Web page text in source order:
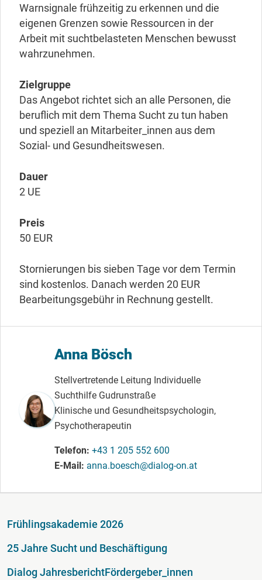
Warnsignale frühzeitig zu erkennen und die
eigenen Grenzen sowie Ressourcen in der
Arbeit mit suchtbelasteten Menschen bewusst
wahrzunehmen.
Zielgruppe
Das Angebot richtet sich an alle Personen, die
beruflich mit dem Thema Sucht zu tun haben
und speziell an Mitarbeiter_innen aus dem
Sozial- und Gesundheitswesen.
Dauer
2 UE
Preis
50 EUR
Stornierungen bis sieben Tage vor dem Termin
sind kostenlos. Danach werden 20 EUR
Bearbeitungsgebühr in Rechnung gestellt.
Anna Bösch
Stellvertretende Leitung Individuelle
Suchthilfe Gudrunstraße
Klinische und Gesundheitspsychologin,
Psychotherapeutin
Telefon +43 1 205 552 600
E-Mail anna.boesch@dialog-on.at
Fußzeile
Frühlingsakademie 2026
25 Jahre Sucht und Beschäftigung
Dialog JahresberichtFördergeber_innen